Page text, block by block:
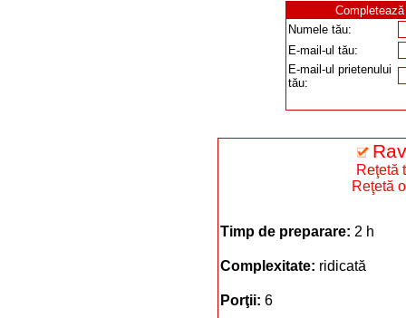
Numele tău:
E-mail-ul tău:
E-mail-ul prietenului
tău:
Reţetă
Reţetă
Timp de preparare: 2 h
Complexitate: ridicată
Porţii: 6